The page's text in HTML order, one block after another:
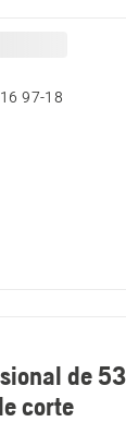
97‑18
de
corte